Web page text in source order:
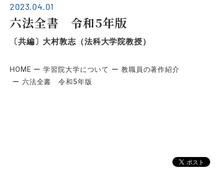
2023.04.01
六法全書 令和5年版
〔共編〕大村敦志（法科大学院教授）
HOME 学習院大学について
教職員の著作紹介
六法全書 令和5年版